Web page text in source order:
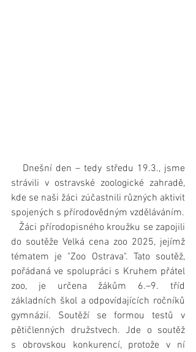
strávili v ostravské zoologické zahradě,
kde se naši žáci zúčastnili různých aktivit
spojených s přírodovědným vzděláváním.
   Žáci přírodopisného kroužku se zapojili
do soutěže Velká cena zoo 2025, jejímž
tématem je "Zoo Ostrava". Tato soutěž,
pořádaná ve spolupráci s Kruhem přátel
zoo, je určena žákům 6.–9. tříd
základních škol a odpovídajících ročníků
gymnázií. Soutěží se formou testů v
pětičlenných družstvech. Jde o soutěž
s obrovskou konkurencí, protože v ní